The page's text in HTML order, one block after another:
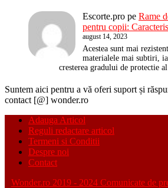
Escorte.pro pe Rame
pentru copii:
august 14, 2023
Acestea sunt mai
materialele mai subtiri,
cresterea gradului de protectie
Suntem aici pentru a vă oferi suport și
contact [@] wonder.ro
Adauga Articol
Reguli redactare articol
Termeni si Conditii
Despre noi
Contact
Wonder.ro 2019 - 2024 Comunicate de